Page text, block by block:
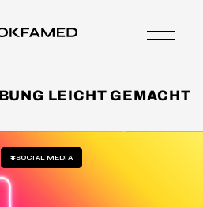
LEICHT GEMACHT
#SOCIAL MEDIA